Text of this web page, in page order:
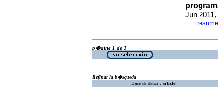
Jun
·
p�gina 1 de 1
Refinar la b�squeda
Base de datos : article